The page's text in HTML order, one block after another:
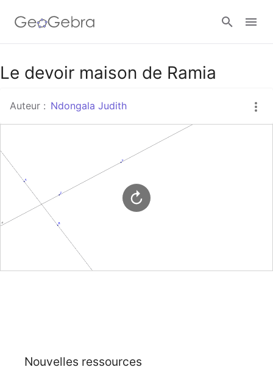
Google Classroom
Classe GeoGebra
Se connecter
Le devoir maison de Ramia
Auteur : Ndongala Judith
Nouvelles ressources